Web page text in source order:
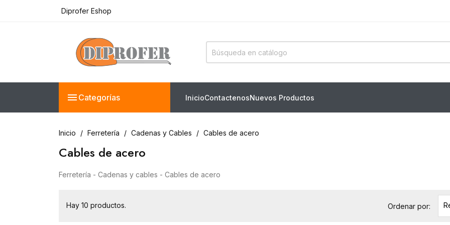
Diprofer Eshop
Diprofer Eshop
 Categorías InicioContactenosNuevos Productos
Inicio Ferretería Cadenas y Cables Cables de acero
Cables de acero
Ferretería - Cadenas y cables - Cables de acero
Hay 10 productos. Ordenar por: